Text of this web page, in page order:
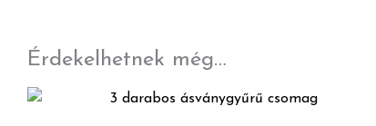
Érdekelhetnek még…
Ennek